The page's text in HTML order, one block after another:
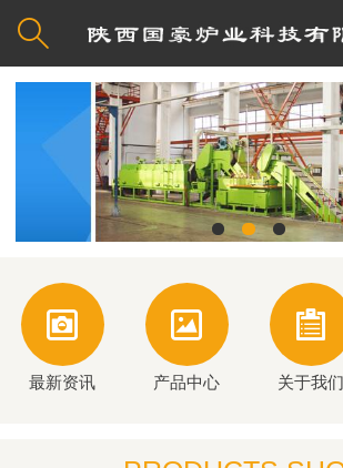


最新资讯

产品中心

关于我们